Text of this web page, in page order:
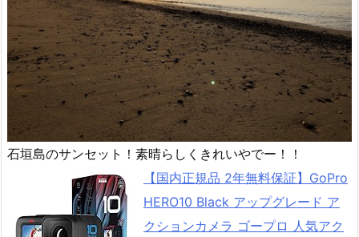
石垣島のサンセット！素晴らしくきれいやでー！！
【国内正規品 2年無料保証】GoPro
HERO10 Black アップグレード ア
クションカメラ ゴープロ 人気アク